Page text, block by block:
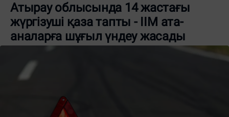
Атырау облысында 14 жастағы
жүргізуші қаза тапты - ІІМ ата-
аналарға шұғыл үндеу жасады